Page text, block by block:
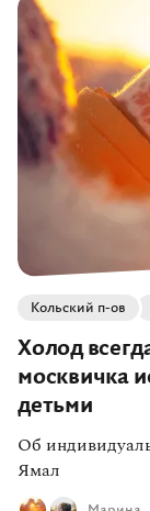
Кольский п-ов
Холод
москвичка
детьми
Об
Ямал